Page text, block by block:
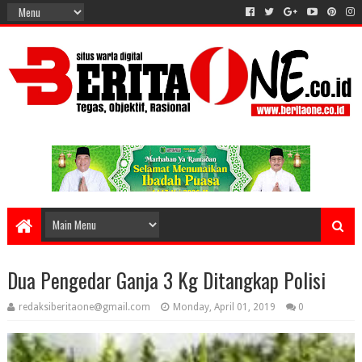
Dua Pengedar Ganja 3 Kg Ditangkap Polisi
redaksiberitaone@gmail.com Monday, April 01, 2019 0